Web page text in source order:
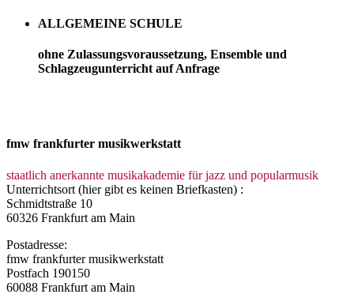
ALLGEMEINE SCHULE
ohne Zulassungsvoraussetzung, Ensemble und
Schlagzeugunterricht auf Anfrage
fmw frankfurter musikwerkstatt
staatlich anerkannte musikakademie für jazz und popularmusik
Unterrichtsort (hier gibt es keinen Briefkasten) :
Schmidtstraße 10
60326 Frankfurt am Main
Postadresse:
fmw frankfurter musikwerkstatt
Postfach 190150
60088 Frankfurt am Main